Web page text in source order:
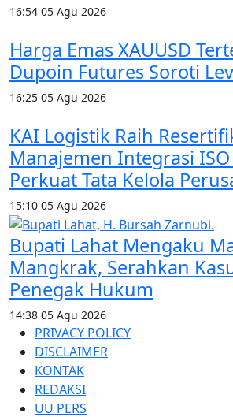
16:54 05 Agu 2026
Harga Emas XAUUSD
Dupoin Futures Soroti
16:25 05 Agu 2026
KAI Logistik Raih
Manajemen Integrasi
Perkuat Tata Kelola
15:10 05 Agu 2026
Bupati Lahat Mengaku
Mangkrak, Serahkan
Penegak Hukum
14:38 05 Agu 2026
PRIVACY POLICY
DISCLAIMER
KONTAK
REDAKSI
UU PERS